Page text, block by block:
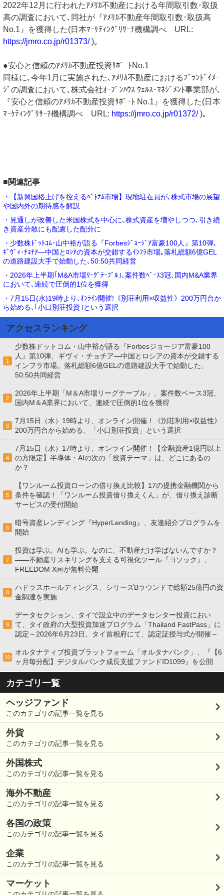
2022年12月に行われたｱﾒﾘｶ不動産における年間取引数･取扱
高の調査において､同社が『ｱﾒﾘｶ不動産年間取引数･取扱高
No.1』を獲得した(日本ﾏｰｹﾃｨﾝｸﾞﾘｻｰﾁ機構調べ URL:
https://jmro.co.jp/r01373/)｡
●安心と信頼のｱﾒﾘｶ不動産投資ｻﾎﾟｰﾄNo.1
同様に､今年1月に実施された､ｱﾒﾘｶ不動産におけるﾌﾞﾗﾝﾄﾞｲﾒｰ
ｼﾞの調査において､株式会社ｵｰﾌﾟﾝﾊｳｽ ｳｪﾙｽ･ﾏﾈｼﾞﾒﾝﾄ事業部が､
『安心と信頼のｱﾒﾘｶ不動産投資ｻﾎﾟｰﾄ No.1』を獲得した(日本
ﾏｰｹﾃｨﾝｸﾞﾘｻｰﾁ機構調べ URL: https://jmro.co.jp/r01372/)｡
■関連記事
・【新興国格上げを控えるﾍﾞﾄﾅﾑ市場】現地駐在員が､株式市場の展望
や国内外の期待感を解説
・見通しが改善した米国株式を中心に､株式資産を増やしつつ､引き続
き資産分散にも配慮した配分に
・少数株ﾄﾞｯﾄｺﾑ･山中裕が語る『Forbesｼﾞｮｰｼﾞｱ富豪100人』第10弾､
ｷﾞｳﾞｨ･ﾁｮﾁｱ―中国とﾛｼｱの資本が交錯するｲﾝﾌﾗ市場｡落札総額6億GEL
の道路建設大手で始動した､50:50共同経営
・2026年上半期｢M&A市場ﾘｰｸﾞﾃｰﾌﾞﾙ｣､案件数ﾍﾞｰｽ3冠､国内M&A業界
において､連続で圧倒的1位を獲得
・7月15日(水)19時より､ｵﾝﾗｲﾝ開催!《別荘利用×収益性》200万円台か
ら始める､｢小口別荘投資｣という選択
アクセスランキング
1
少数株ドットコム・山中裕が語る『Forbesジョージア富豪100
人』第10弾、ギヴィ・チョチア―中国とロシアの資本が交錯する
インフラ市場。落札総額6億GELの道路建設大手で始動した、
50:50共同経営
2
2026年上半期「M＆A市場リーグテーブル」、案件数ベース3冠、
国内M＆A業界において、連続で圧倒的1位を獲得
3
7月15日（水）19時より、オンライン開催！《別荘利用×収益性》
200万円台から始める、「小口別荘投資」という選択
4
7月15日（水）17時より、オンライン開催！【金融資産1億円以上
の方限定】半導体・AIの次の「投資テーマ」は、どこにあるの
か？
5
【ワンルーム投資ローンの借り換え比較】17の提携金融機関から
条件を確認！「ワンルーム投資借り換えくん」が、借り換え診断
サービスの受付開始
6
暗号資産レンディング『HyperLending』、友達紹介プログラムを
開始
7
投資は学ぶ。AIも学ぶ。なのに、不動産だけ学ばないんですか？
——不動産リスキリングを支える可視化ツール『ヨソック』、
FREEDOM X㈱が無料公開
8
ハドラスホールディングス、シリーズBラウンドで総額25億円の資
金調達を実施
9
データセクション、タイで設立中のデータセンター投資におい
て、タイ政府の大型投資加速プログラム「Thailand FastPass」に
認定～2026年6月23日、タイ首相府にて、認定証授与式が開催～
10
オルタナティブ投資プラットフォーム「オルタナバンク」、『【6
ヶ月毎分配】デジタルバンク成長支援ファンドID1099』を公開
カテゴリ一覧
ヘッジファンド
このカテゴリの記事一覧を見る
外貨
このカテゴリの記事一覧を見る
外国株式
このカテゴリの記事一覧を見る
海外不動産
このカテゴリの記事一覧を見る
各国の政策
このカテゴリの記事一覧を見る
企業
このカテゴリの記事一覧を見る
マーケット